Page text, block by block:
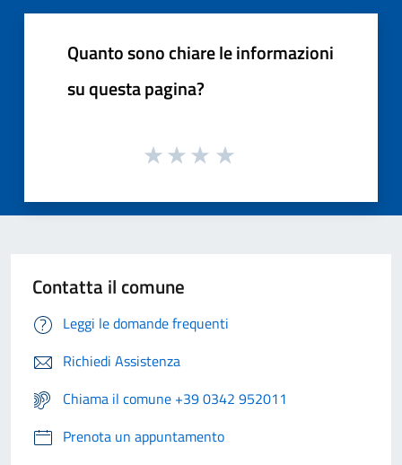
Quanto sono chiare le informazioni
su questa pagina?
Contatta il comune
Leggi le domande frequenti
Richiedi Assistenza
Chiama il comune +39 0342 952011
Prenota un appuntamento